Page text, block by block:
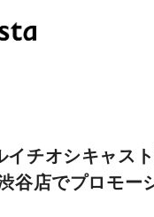
イチオシキャス
谷店でプロモー